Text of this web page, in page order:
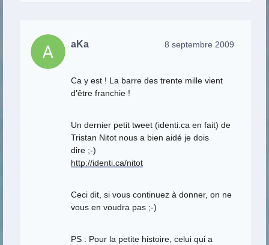
aKa 8 septembre 2009
Ca y est ! La barre des trente mille vient
d’être franchie !
Un dernier petit tweet (identi.ca en fait) de
Tristan Nitot nous a bien aidé je dois
dire ;-)
http://identi.ca/nitot
Ceci dit, si vous continuez à donner, on ne
vous en voudra pas ;-)
PS : Pour la petite histoire, celui qui a